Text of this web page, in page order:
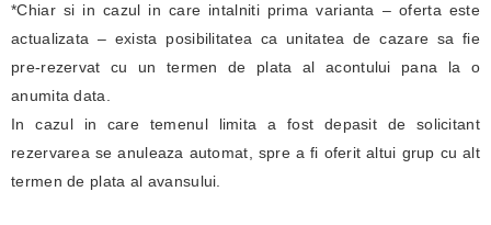
*Chiar si in cazul in care intalniti prima varianta – oferta este
actualizata – exista posibilitatea ca unitatea de cazare sa fie
pre-rezervat cu un termen de plata al acontului pana la o
anumita data.
In cazul in care temenul limita a fost depasit de solicitant
rezervarea se anuleaza automat, spre a fi oferit altui grup cu alt
termen de plata al avansului.